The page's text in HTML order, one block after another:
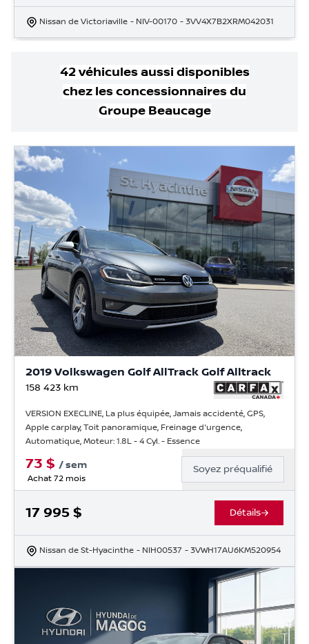
Nissan de Victoriaville - NIV-00170 - 3VV4X7B2XRM042031
42véhicules aussi disponibles
chez les concessionnairesdu
Groupe Beaucage
2019 Volkswagen Golf AllTrack Golf Alltrack
158 423 km
VERSION EXECLINE, La plus équipée, Jamais accidenté, GPS,
Apple carplay, Toit panoramique, Freinage d'urgence,
Automatique, Moteur: 1.8L - 4 Cyl. - Essence
73 $ /sem
Achat 72 mois
Soyez préqualifié
17 995 $ Détails
Nissan de St-Hyacinthe - NIH00537 - 3VWH17AU6KM520954